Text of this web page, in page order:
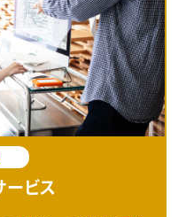
ビス